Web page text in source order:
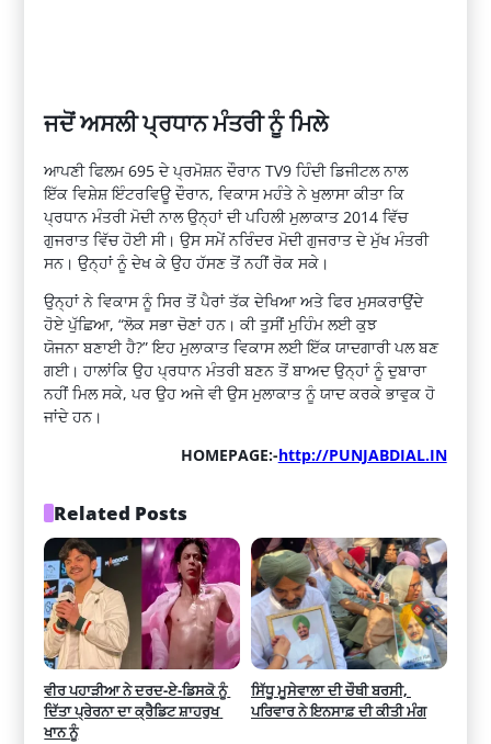
ਜਦੋਂਅਸਲੀ ਪ੍ਰਧਾਨ ਮੰਤਰੀ ਨੂੰ ਮਿਲੇ
ਆਪਣੀ ਫਿਲਮ 695 ਦੇਪ੍ਰਮੋਸ਼ਨ ਦੌਰਾਨTV9ਹਿੰਦੀਡਿਜੀਟਲਨਾਲ
ਇੱਕਵਿਸ਼ੇਸ਼ ਇੰਟਰਵਿਊਦੌਰਾਨ, ਵਿਕਾਸਮਹੰਤੇਨੇ ਖੁਲਾਸਾ ਕੀਤਾ ਕਿ
ਪ੍ਰਧਾਨ ਮੰਤਰੀ ਮੋਦੀ ਨਾਲ ਉਨ੍ਹਾਂ ਦੀ ਪਹਿਲੀ ਮੁਲਾਕਾਤ 2014 ਵਿੱਚ
ਗੁਜਰਾਤ ਵਿੱਚ ਹੋਈ ਸੀ। ਉਸ ਸਮੇਂ ਨਰਿੰਦਰ ਮੋਦੀ ਗੁਜਰਾਤ ਦੇ ਮੁੱਖ ਮੰਤਰੀ
ਸਨ। ਉਨ੍ਹਾਂ ਨੂੰ ਦੇਖ ਕੇ ਉਹ ਹੱਸਣ ਤੋਂ ਨਹੀਂ ਰੋਕ ਸਕੇ।
ਉਨ੍ਹਾਂ ਨੇ ਵਿਕਾਸ ਨੂੰ ਸਿਰ ਤੋਂ ਪੈਰਾਂ ਤੱਕ ਦੇਖਿਆ ਅਤੇ ਫਿਰ ਮੁਸਕਰਾਉਂਦੇ
ਹੋਏ ਪੁੱਛਿਆ, “ਲੋਕ ਸਭਾ ਚੋਣਾਂ ਹਨ। ਕੀ ਤੁਸੀਂ ਮੁਹਿੰਮ ਲਈ ਕੁਝ
ਯੋਜਨਾਬਣਾਈਹੈ?” ਇਹ ਮੁਲਾਕਾਤ ਵਿਕਾਸ ਲਈ ਇੱਕ ਯਾਦਗਾਰੀ ਪਲ ਬਣ
ਗਈ। ਹਾਲਾਂਕਿ ਉਹ ਪ੍ਰਧਾਨ ਮੰਤਰੀ ਬਣਨ ਤੋਂ ਬਾਅਦ ਉਨ੍ਹਾਂ ਨੂੰ ਦੁਬਾਰਾ
ਨਹੀਂ ਮਿਲ ਸਕੇ, ਪਰ ਉਹ ਅਜੇ ਵੀ ਉਸ ਮੁਲਾਕਾਤ ਨੂੰ ਯਾਦ ਕਰਕੇ ਭਾਵੁਕ ਹੋ
ਜਾਂਦੇ ਹਨ।
HOMEPAGE:-http://PUNJABDIAL.IN
Related Posts
ਵੀਰ ਪਹਾੜੀਆ ਨੇ ਦਰਦ-ਏ-ਡਿਸਕੋ ਨੂੰ
ਦਿੱਤਾ ਪ੍ਰੇਰਨਾ ਦਾ ਕ੍ਰੈਡਿਟ ਸ਼ਾਹਰੁਖ
ਖਾਨ ਨੂੰ
ਸਿੱਧੂ ਮੂਸੇਵਾਲਾ ਦੀ ਚੌਥੀ ਬਰਸੀ,
ਪਰਿਵਾਰ ਨੇ ਇਨਸਾਫ਼ ਦੀ ਕੀਤੀ ਮੰਗ